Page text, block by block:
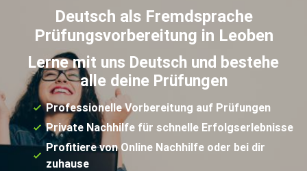
Deutsch als Fremdsprache
Prüfungsvorbereitung in Leoben
Lerne mit uns Deutsch und bestehe
alle deine Prüfungen
Professionelle Vorbereitung auf Prüfungen
Private Nachhilfe für schnelle Erfolgserlebnisse
Profitiere von Online Nachhilfe oder bei dir
zuhause